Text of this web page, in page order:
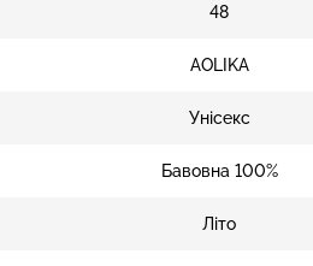
48
AOLIKA
Унісекс
Бавовна 100%
Літо